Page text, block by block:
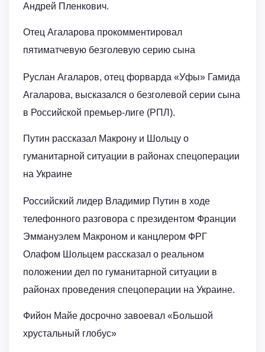
Андрей Пленкович.
Отец Агаларова прокомментировал
пятиматчевую безголевую серию сына
Руслан Агаларов, отец форварда «Уфы» Гамида
Агаларова, высказался о безголевой серии сына
в Российской премьер-лиге (РПЛ).
Путин рассказал Макрону и Шольцу о
гуманитарной ситуации в районах спецоперации
на Украине
Российский лидер Владимир Путин в ходе
телефонного разговора с президентом Франции
Эммануэлем Макроном и канцлером ФРГ
Олафом Шольцем рассказал о реальном
положении дел по гуманитарной ситуации в
районах проведения спецоперации на Украине.
Фийон Майе досрочно завоевал «Большой
хрустальный глобус»